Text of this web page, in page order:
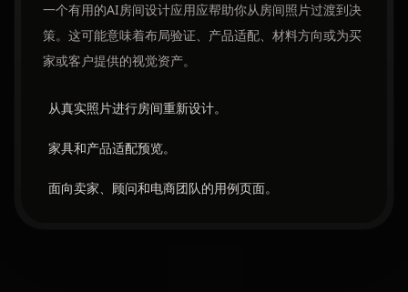
一个有用的AI房间设计应用应帮助你从房间照片过渡到决
策。这可能意味着布局验证、产品适配、材料方向或为买
家或客户提供的视觉资产。
从真实照片进行房间重新设计。
家具和产品适配预览。
面向卖家、顾问和电商团队的用例页面。